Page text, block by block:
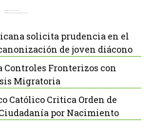
solicita prudencia en el
de joven diácono
Controles Fronterizos con
Migratoria
Católico Critica Orden de
por Nacimiento